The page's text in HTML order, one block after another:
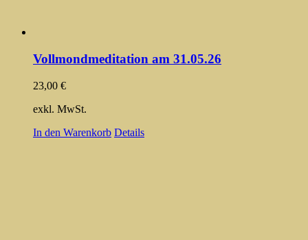
Vollmondmeditation am 31.05.26
23,00 €
exkl. MwSt.
In den Warenkorb Details